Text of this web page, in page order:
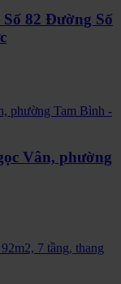
82 Đường Số
Vân, phường